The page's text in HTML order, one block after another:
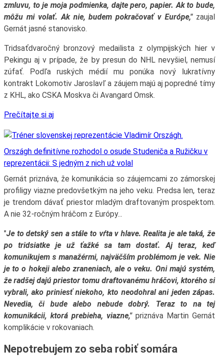
zmluvu, to je moja podmienka, dajte pero, papier. Ak to bude,
môžu mi volať. Ak nie, budem pokračovať v Európe,"zaujal
Gernát jasné stanovisko.
Tridsaťdvaročný bronzový medailista z olympijských hier v
Pekingu aj v prípade, že by presun do NHL nevyšiel, nemusí
zúfať. Podľa ruských médií mu ponúka nový lukratívny
kontrakt Lokomotiv Jaroslavľ a záujem majú aj popredné tímy
z KHL, ako CSKA Moskva či Avangard Omsk.
Prečítajte si aj
Országh definitívne rozhodol o osude Studeniča a Ružičku v
reprezentácii: S jedným z nich už volal
Gernát priznáva, že komunikácia so záujemcami zo zámorskej
profiligy viazne predovšetkým na jeho veku. Predsa len, teraz
je trendom dávať priestor mladým draftovaným prospektom.
A nie 32-ročným hráčom z Európy...
"Je to detský sen a stále to vŕta v hlave. Realita je ale taká, že
po tridsiatke je už ťažké sa tam dostať. Aj teraz, keď
komunikujem s manažérmi, najväčším problémom je vek. Nie
je to o hokeji alebo zraneniach, ale o veku. Oni majú systém,
že radšej dajú priestor tomu draftovanému hráčovi, ktorého si
vybrali, ako priniesť niekoho, kto neodohral ani jeden zápas.
Nevedia, či bude alebo nebude dobrý. Teraz to na tej
komunikácii, ktorá prebieha, viazne,"priznáva Martin Gernát
komplikácie v rokovaniach.
Nepotrebujem zo seba robiť somára